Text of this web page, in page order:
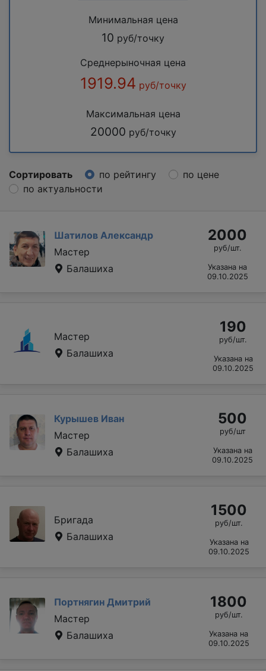
Минимальная цена
10 руб/точку
Среднерыночная цена
1919.94 руб/точку
Максимальная цена
20000 руб/точку
Сортировать по рейтингу
по цене
по актуальности
Шатилов Александр
Мастер
Балашиха
2000
руб/шт.
Указана на
09.10.2025
Мастер
Балашиха
190
руб/шт.
Указана на
09.10.2025
Курышев Иван
Мастер
Балашиха
500
руб/шт
Указана на
09.10.2025
Бригада
Балашиха
1500
руб/шт.
Указана на
09.10.2025
Портнягин Дмитрий
Мастер
Балашиха
1800
руб/шт.
Указана на
09.10.2025